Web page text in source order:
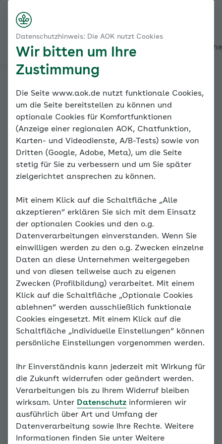
Alles über den Coach Mein Coach
Modul 1: Wissenswertes - Leistungsangst
Angstentstehung und -verlauf
Verlaufsmöglichkeiten und Risikofaktoren
Familiencoach
Kinderängste
Angstentstehung und -verlauf
Verlaufsmöglichkeiten
und Risikofaktoren
Hinweis
Sie befinden sich
außerhalb der
empfohlenen Reihenfolge.
Unser Konzept erfordert,
dass alle
Grundlagen bearbeitet
werden. Bitte bearbeiten
Sie daher alle Seiten des
Familiencoaches der Reihe
nach.
Weiter mit:
Wann hilft mir
Datenschutzhinweis: Die AOK nutzt Cookies
Wir bitten um Ihre
Zustimmung
Die Seite www.aok.de nutzt funktionale Cookies,
um die Seite bereitstellen zu können und
optionale Cookies für Komfortfunktionen
(Anzeige einer regionalen AOK, Chatfunktion,
Karten- und Videodienste, A/B-Tests) sowie von
Dritten (Google, Adobe, Meta), um die Seite
stetig für Sie zu verbessern und um Sie später
zielgerichtet ansprechen zu können.
Mit einem Klick auf die Schaltfläche „Alle
akzeptieren“ erklären Sie sich mit dem Einsatz
der optionalen Cookies und den o.g.
Datenverarbeitungen einverstanden. Wenn Sie
einwilligen werden zu den o.g. Zwecken einzelne
Daten an diese Unternehmen weitergegeben
und von diesen teilweise auch zu eigenen
Zwecken (Profilbildung) verarbeitet. Mit einem
Klick auf die Schaltfläche „Optionale Cookies
ablehnen“ werden ausschließlich funktionale
Cookies eingesetzt. Mit einem Klick auf die
Schaltfläche „Individuelle Einstellungen“ können
persönliche Einstellungen vorgenommen werden.
Ihr Einverständnis kann jederzeit mit Wirkung für
die Zukunft widerrufen oder geändert werden.
Verarbeitungen bis zu Ihrem Widerruf bleiben
wirksam. Unter Datenschutz informieren wir
ausführlich über Art und Umfang der
Datenverarbeitung sowie Ihre Rechte. Weitere
Informationen finden Sie unter Weitere